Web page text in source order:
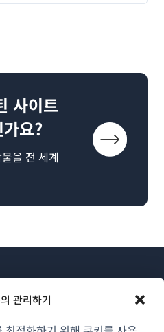
관리하기
사이트
요?
을 전 세계